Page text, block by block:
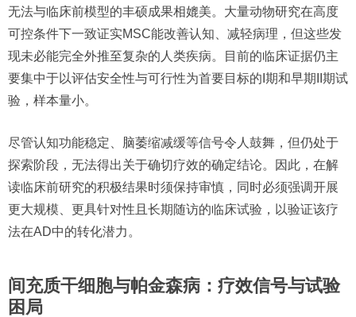
无法与临床前模型的丰硕成果相媲美。大量动物研究在高度
可控条件下一致证实MSC能改善认知、减轻病理，但这些发
现未必能完全外推至复杂的人类疾病。目前的临床证据仍主
要集中于以评估安全性与可行性为首要目标的I期和早期II期试
验，样本量小。
尽管认知功能稳定、脑萎缩减缓等信号令人鼓舞，但仍处于
探索阶段，无法得出关于确切疗效的确定结论。因此，在解
读临床前研究的积极结果时须保持审慎，同时必须强调开展
更大规模、更具针对性且长期随访的临床试验，以验证该疗
法在AD中的转化潜力。
间充质干细胞与帕金森病：疗效信号与试验
困局